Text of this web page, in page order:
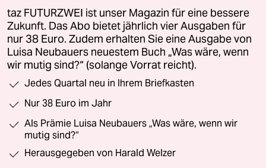
taz FUTURZWEI ist unser Magazin für eine bessere
Zukunft. Das Abo bietet jährlich vier Ausgaben für
nur 38 Euro. Zudem erhalten Sie eine Ausgabe von
Luisa Neubauers neuestem Buch „Was wäre, wenn
wir mutig sind?“ (solange Vorrat reicht).
Jedes Quartal neu in Ihrem Briefkasten
Nur 38 Euro im Jahr
Als Prämie Luisa Neubauers „Was wäre, wenn wir
mutig sind?“
Herausgegeben von Harald Welzer